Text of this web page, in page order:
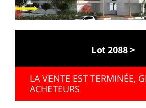
Lot 2088 >
LA VENTE EST TERMINÉE,
ACHETEURS